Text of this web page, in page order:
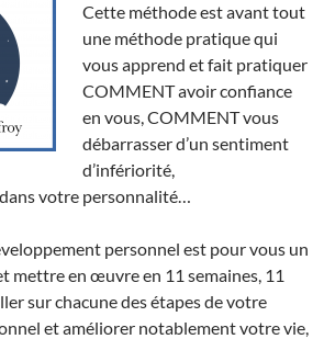
Cette méthode est avant tout
une méthode pratique qui
vous apprend et fait pratiquer
COMMENT avoir confiance
en vous, COMMENT vous
débarrasser d’un sentiment
d’infériorité,
votre personnalité…
personnel est pour vous un
mettre en œuvre en 11 semaines, 11
sur chacune des étapes de votre
et améliorer notablement votre vie,